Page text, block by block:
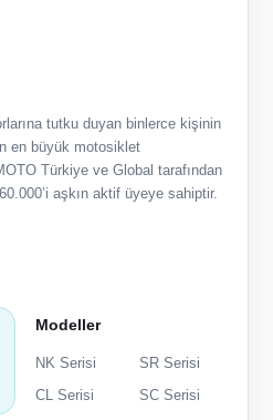
tutku duyan binlerce kişinin
en büyük motosiklet
Türkiye ve Global tarafından
aşkın aktif üyeye sahiptir.
Modeller
NK Serisi
SR Serisi
CL Serisi
SC Serisi